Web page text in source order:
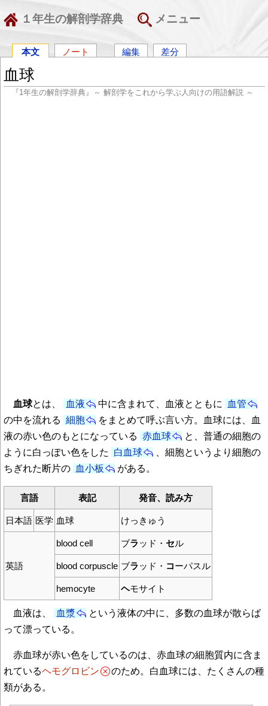
１年生の解剖学辞典 メニュー
本文 ノート 編集 差分
血球
『1年生の解剖学辞典』～ 解剖学をこれから学ぶ人向けの用語解説 ～
血球とは、 血液 中に含まれて、血液とともに
血管
の中を流れる 細胞
をまとめて呼ぶ言い方。血球には、血
液の赤い色のもとになっている 赤血球
と、普通の細胞の
ように白っぽい色をした
白血球
、細胞というより細胞の
ちぎれた断片の 血小板 がある。
言語 表記 発音、読み方
日本語 医学 血球 けっきゅう
英語
blood cell ブラッド・ セル
blood corpuscle ブラッド・ コーパスル
hemocyte ヘモサイト
血液は、 血漿
という液体の中に、多数の血球が散らば
って漂っている。
赤血球が赤い色をしているのは、赤血球の細胞質内に含ま
れているヘモグロビン
のため。白血球には、たくさんの種
類がある。